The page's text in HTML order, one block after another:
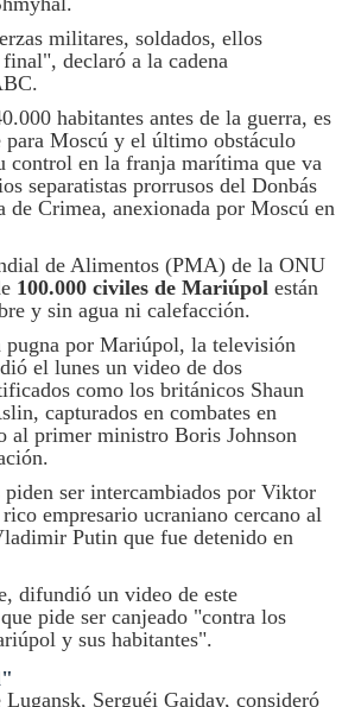
militares, soldados, ellos
declaró a la cadena
habitantes antes de la guerra, es
Moscú y el último obstáculo
control en la franja marítima que va
separatistas prorrusos del Donbás
de Crimea, anexionada por Moscú en
de Alimentos (PMA) de la ONU
100.000 civiles de Mariúpol están
y sin agua ni calefacción.
pugna por Mariúpol, la televisión
el lunes un video de dos
como los británicos Shaun
capturados en combates en
al primer ministro Boris Johnson
piden ser intercambiados por Viktor
empresario ucraniano cercano al
Putin que fue detenido en
difundió un video de este
pide ser canjeado "contra los
y sus habitantes".
Serguéi Gaiday, consideró